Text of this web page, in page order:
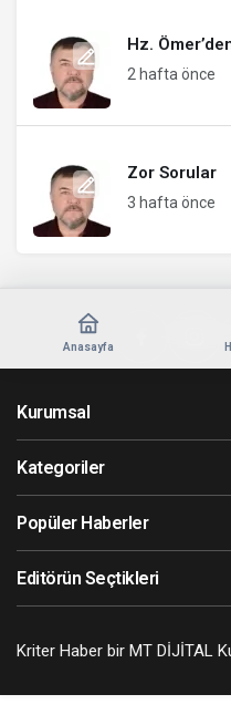
Hz.
2 hafta önce
Zor Sorular
3 hafta önce
Anasayfa
Kurumsal
Kategoriler
Popüler Haberler
Editörün Seçtikleri
Kriter Haber bir MT DİJİTAL